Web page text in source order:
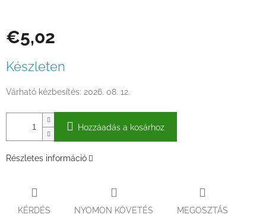
€5,02
Készleten
Várható kézbesítés: 2026. 08. 12.
Hozzáadás a kosárhoz
Részletes információ
KÉRDÉS NYOMON KÖVETÉS MEGOSZTÁS